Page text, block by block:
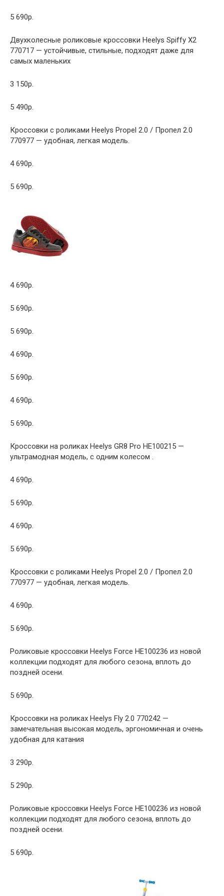
5 690р.
Двухколесные роликовые кроссовки Heelys Spiffy X2
770717 — устойчивые, стильные, подходят даже для
самых маленьких
3 150р.
5 490р.
Кроссовки с роликами Heelys Propel 2.0 / Пропел 2.0
770977 — удобная, легкая модель.
4 690р.
5 690р.
4 690р.
5 690р.
5 690р.
4 690р.
5 690р.
4 690р.
5 690р.
Кроссовки на роликах Heelys GR8 Pro HE100215 —
ультрамодная модель, с одним колесом .
4 690р.
5 690р.
4 690р.
5 690р.
Кроссовки с роликами Heelys Propel 2.0 / Пропел 2.0
770977 — удобная, легкая модель.
4 690р.
5 690р.
Роликовые кроссовки Heelys Force HE100236 из новой
коллекции подходят для любого сезона, вплоть до
поздней осени.
5 690р.
Кроссовки на роликах Heelys Fly 2.0 770242 —
замечательная высокая модель, эргономичная и очень
удобная для катания
3 290р.
5 290р.
Роликовые кроссовки Heelys Force HE100236 из новой
коллекции подходят для любого сезона, вплоть до
поздней осени.
5 690р.